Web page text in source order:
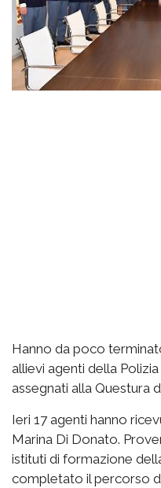
Hanno da poco
allievi agenti della
assegnati alla Questura
Ieri 17 agenti hanno
Marina Di Donato.
istituti di formazione
completato il percorso